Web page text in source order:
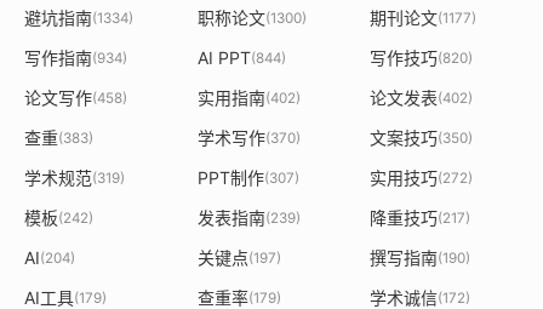
避坑指南(1334) 职称论文(1300) 期刊论文(1177)
写作指南(934) AI PPT(844) 写作技巧(820)
论文写作(458) 实用指南(402) 论文发表(402)
查重(383) 学术写作(370) 文案技巧(350)
学术规范(319) PPT制作(307) 实用技巧(272)
模板(242) 发表指南(239) 降重技巧(217)
AI(204) 关键点(197) 撰写指南(190)
AI工具(179) 查重率(179) 学术诚信(172)